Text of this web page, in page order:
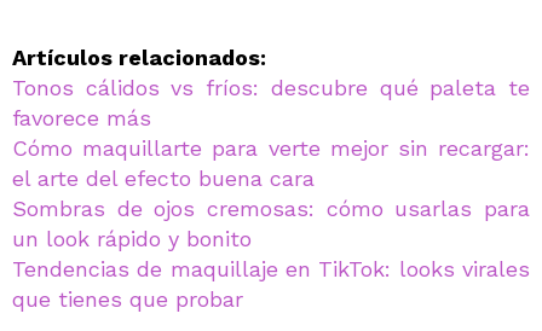
Artículos relacionados:
Tonos cálidos vs fríos: descubre qué paleta te
favorece más
Cómo maquillarte para verte mejor sin recargar:
el arte del efecto buena cara
Sombras de ojos cremosas: cómo usarlas para
un look rápido y bonito
Tendencias de maquillaje en TikTok: looks virales
que tienes que probar